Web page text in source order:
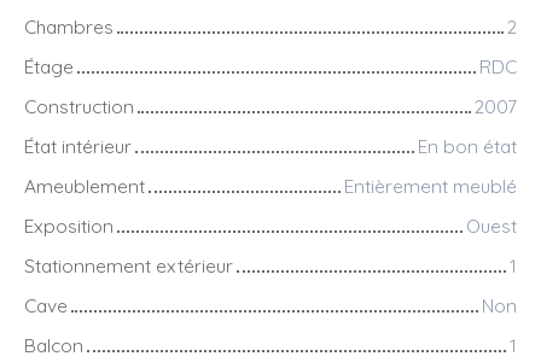
Chambres
2
Étage
RDC
Construction
2007
État intérieur
En bon état
Ameublement
Entièrement meublé
Exposition
Ouest
Stationnement extérieur
1
Cave
Non
Balcon
1